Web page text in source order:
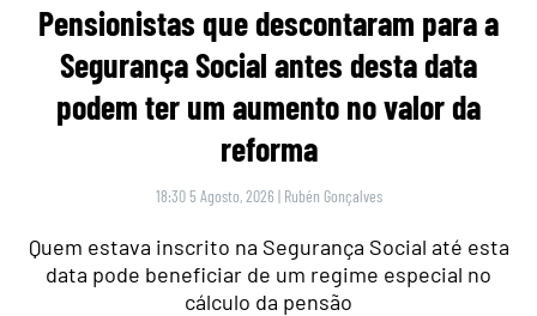
Pensionistas que descontaram para a
Segurança Social antes desta data
podem ter um aumento no valor da
reforma
18:30 5 Agosto, 2026 | Rubén Gonçalves
Quem estava inscrito na Segurança Social até esta
data pode beneficiar de um regime especial no
cálculo da pensão